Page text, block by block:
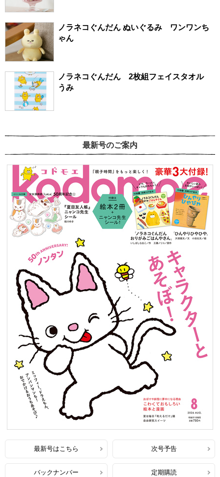
ノラネコぐんだん ぬいぐるみ ワンワンち
ゃん
ノラネコぐんだん 2枚組フェイスタオル
うみ
最新号のご案内
最新号はこちら 次号予告
バックナンバー 定期購読